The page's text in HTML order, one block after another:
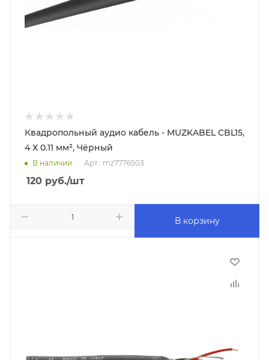
Квадропольный аудио кабель - MUZKABEL CBL15,
4 Х 0.11 мм², Чёрный
В наличии Арт.: mz7776503
120 руб./шт
В корзину